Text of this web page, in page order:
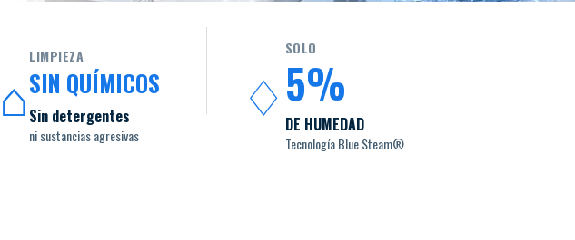
⌂
LIMPIEZA
SIN QUÍMICOS
Sin detergentes
ni sustancias agresivas
♢
SOLO
5%
DE HUMEDAD
Tecnología Blue Steam®